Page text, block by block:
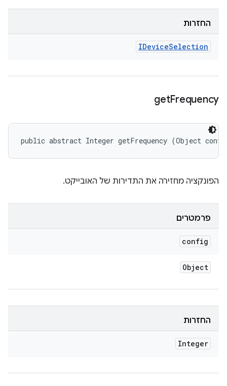
החזרות
IDeviceSelection
getFrequency
public abstract Integer getFrequency (Object
הפונקציה מחזירה את התדירות של האובייקט.
פרמטרים
config
Object
החזרות
Integer